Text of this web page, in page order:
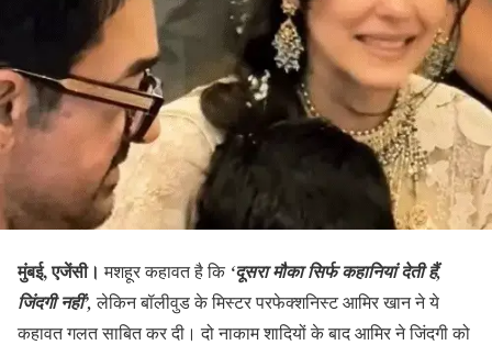
मुंबई, एजेंसी। मशहूर कहावत है कि ‘दूसरा मौका सिर्फ कहानियां देती हैं,
जिंदगी नहीं’,लेकिन बॉलीवुड के मिस्टर परफेक्शनिस्ट आमिर खान ने ये
कहावत गलत साबित कर दी। दो नाकाम शादियों के बाद आमिर ने जिंदगी को